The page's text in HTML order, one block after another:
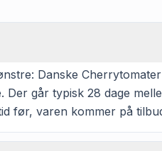
Danske
går typisk 28 dage
før, varen kommer på